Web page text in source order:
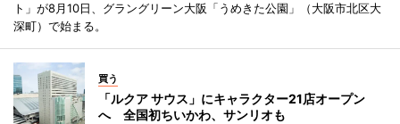
ト」が8月10日、グラングリーン大阪「うめきた公園」（大阪市北区大
深町）で始まる。
買う
「ルクア サウス」にキャラクター21店オープン
へ 全国初ちいかわ、サンリオも